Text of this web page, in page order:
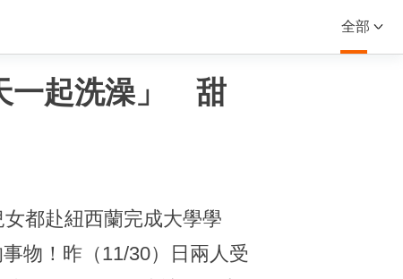
全部
一起洗澡」 甜
都赴紐西蘭完成大學學
物！昨（11/30）日兩人受